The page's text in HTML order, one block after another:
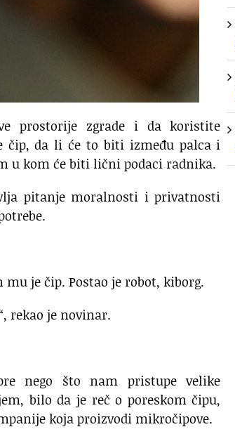
prostorije zgrade i da koristite
čip, da li će to biti između palca i
u kom će biti lični podaci radnika.
pitanje moralnosti i privatnosti
mu je čip. Postao je robot, kiborg.
rekao je novinar.
nego što nam pristupe velike
bilo da je reč o poreskom čipu,
koja proizvodi mikročipove.